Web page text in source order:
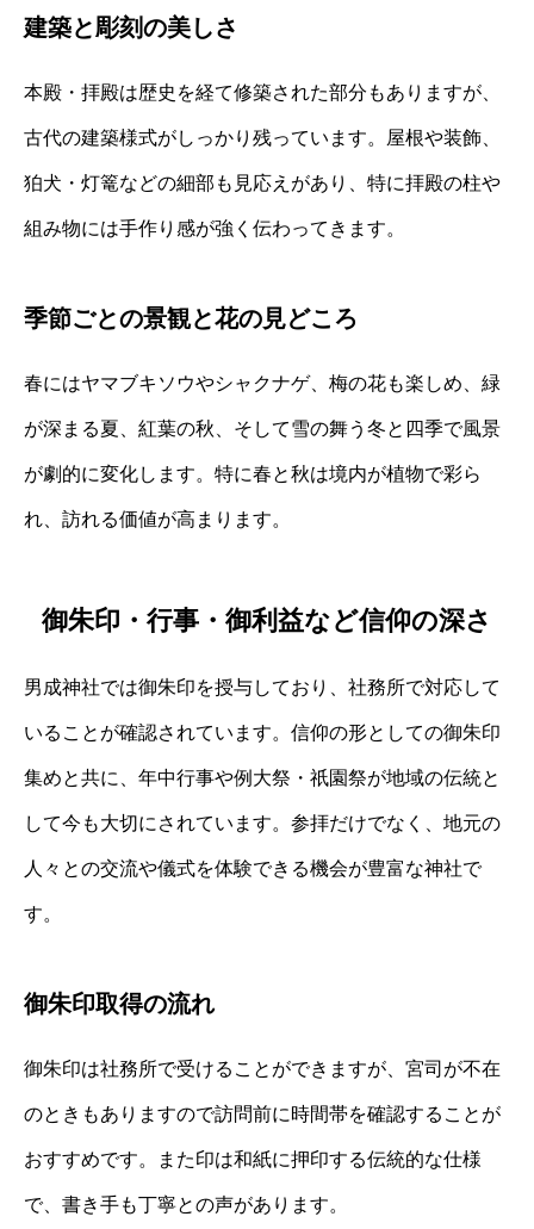
建築と彫刻の美しさ
本殿・拝殿は歴史を経て修築された部分もありますが、
古代の建築様式がしっかり残っています。屋根や装飾、
狛犬・灯篭などの細部も見応えがあり、特に拝殿の柱や
組み物には手作り感が強く伝わってきます。
季節ごとの景観と花の見どころ
春にはヤマブキソウやシャクナゲ、梅の花も楽しめ、緑
が深まる夏、紅葉の秋、そして雪の舞う冬と四季で風景
が劇的に変化します。特に春と秋は境内が植物で彩ら
れ、訪れる価値が高まります。
御朱印・行事・御利益など信仰の深さ
男成神社では御朱印を授与しており、社務所で対応して
いることが確認されています。信仰の形としての御朱印
集めと共に、年中行事や例大祭・祇園祭が地域の伝統と
して今も大切にされています。参拝だけでなく、地元の
人々との交流や儀式を体験できる機会が豊富な神社で
す。
御朱印取得の流れ
御朱印は社務所で受けることができますが、宮司が不在
のときもありますので訪問前に時間帯を確認することが
おすすめです。また印は和紙に押印する伝統的な仕様
で、書き手も丁寧との声があります。